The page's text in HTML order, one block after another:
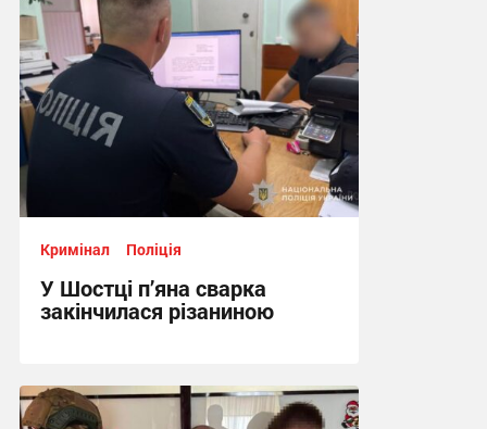
Кримінал Поліція
У Шостці п’яна сварка
закінчилася різаниною
18:37, 28.07.2026